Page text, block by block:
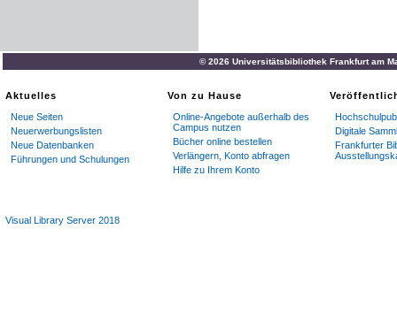
© 2026 Universitätsbibliothek Frankfurt am
Aktuelles
Neue Seiten
Neuerwerbungslisten
Neue Datenbanken
Führungen und Schulungen
Von zu Hause
Online-Angebote außerhalb des
Campus nutzen
Bücher online bestellen
Verlängern, Konto abfragen
Hilfe zu Ihrem Konto
Digitale
Frankfurter
Visual Library Server 2018